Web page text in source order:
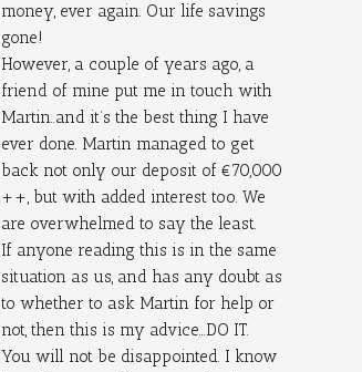
money, ever again. Our life savings
gone!
However, a couple of years ago, a
friend of mine put me in touch with
Martin..and it’s the best thing I have
ever done. Martin managed to get
back not only our deposit of €70,000
++, but with added interest too. We
are overwhelmed to say the least.
If anyone reading this is in the same
situation as us, and has any doubt as
to whether to ask Martin for help or
not, then this is my advice...DO IT.
You will not be disappointed. I know